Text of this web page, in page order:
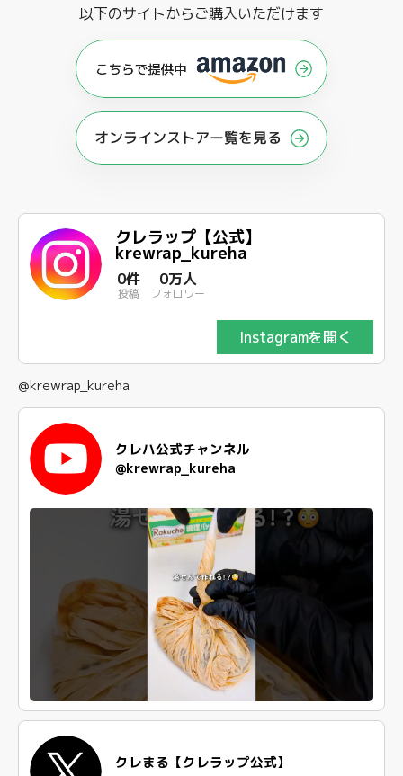
以下のサイトからご購入いただけます
オンラインストアー覧を見る
クレラップ【公式】
krewrap_kureha
0件
投稿
0万人
フォロワー
Instagramを開く
@krewrap_kureha
クレハ公式チャンネル
@krewrap_kureha
クレまる【クレラップ公式】